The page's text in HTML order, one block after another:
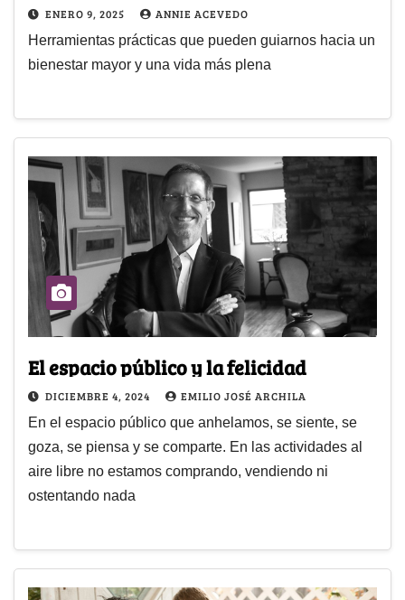
ENERO 9, 2025 ANNIE ACEVEDO
Herramientas prácticas que pueden guiarnos hacia un
bienestar mayor y una vida más plena
El espacio público y la felicidad
DICIEMBRE 4, 2024 EMILIO JOSÉ ARCHILA
En el espacio público que anhelamos, se siente, se
goza, se piensa y se comparte. En las actividades al
aire libre no estamos comprando, vendiendo ni
ostentando nada